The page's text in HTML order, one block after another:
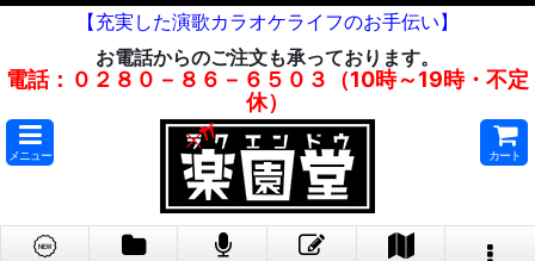
【充実した演歌カラオケライフのお手伝い】
お電話からのご注文も承っております。
電話：０２８０－８６－６５０３（10時～19時・不定
休）
メニュー カート